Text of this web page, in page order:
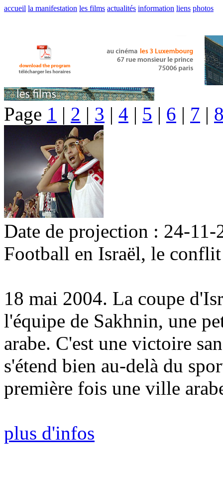
accueil la manifestation les films actualités information liens photos
Page 1 | 2 | 3 | 4 | 5 | 6 | 7 |
Date de projection : 24-
Football en Israël, le
18 mai 2004. La coupe
l'équipe de Sakhnin, une
arabe. C'est une victoire
s'étend bien au-delà du
première fois une ville
plus d'infos